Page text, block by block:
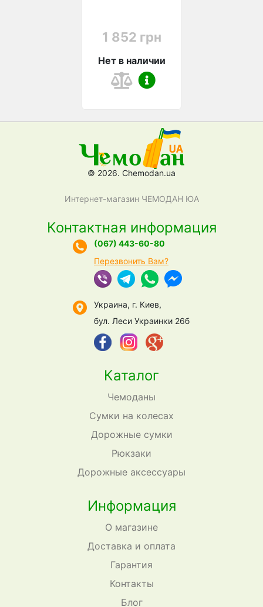
1 852 грн
Нет в наличии
© 2026. Chemodan.ua
Интернет-магазин ЧЕМОДАН ЮА
Каталог
Чемоданы
Сумки на колесах
Дорожные сумки
Рюкзаки
Дорожные аксессуары
Информация
О магазине
Доставка и оплата
Гарантия
Контакты
Блог
Контактная информация
(067) 443-60-80
Перезвонить Вам?
Украина, г. Киев,
бул. Леси Украинки 26б